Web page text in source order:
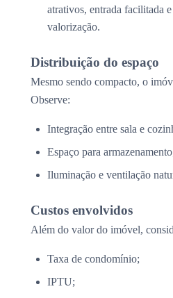
atrativos, entrada facilitada
valorização.
Distribuição do espaço
Mesmo sendo compacto, o
Observe:
Integração entre sala e
Espaço para
Iluminação e ventilação
Custos envolvidos
Além do valor do imóvel,
Taxa de condomínio;
IPTU;